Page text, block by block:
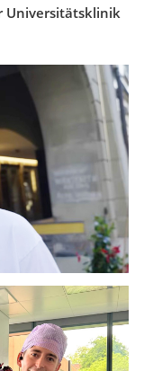
Universitätsklinik